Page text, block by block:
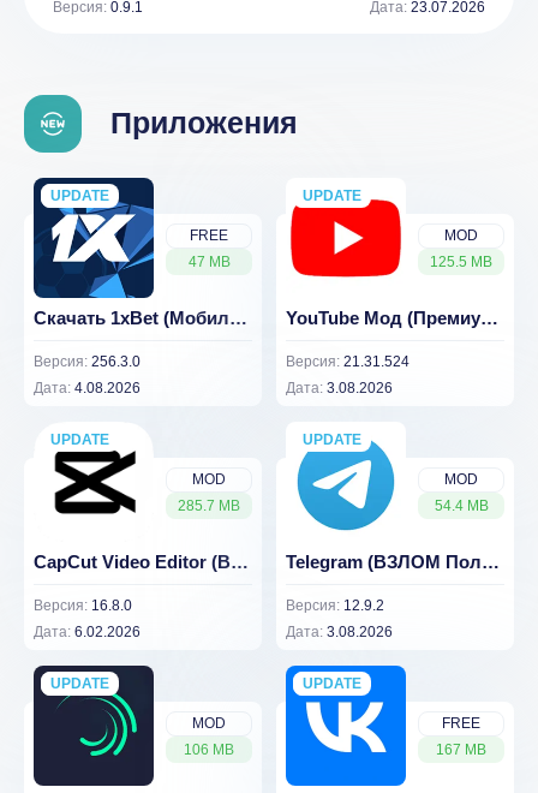
Версия: 0.9.1 Дата: 23.07.2026
Приложения
FREE
47 MB
UPDATE
NEW
Скачать 1xBet (Мобильное приложение для Андроид)
Версия: 256.3.0
Дата: 4.08.2026
MOD
125.5 MB
UPDATE
NEW
YouTube Мод (Премиум/Без Рекламы)
Версия: 21.31.524
Дата: 3.08.2026
MOD
285.7 MB
UPDATE
NEW
CapCut Video Editor (ВЗЛОМ Разблокирован Премиум)
Версия: 16.8.0
Дата: 6.02.2026
MOD
54.4 MB
UPDATE
NEW
Telegram (ВЗЛОМ Полу-премиум) 12.9.2
Версия: 12.9.2
Дата: 3.08.2026
MOD
106 MB
UPDATE
NEW
FREE
167 MB
UPDATE
NEW